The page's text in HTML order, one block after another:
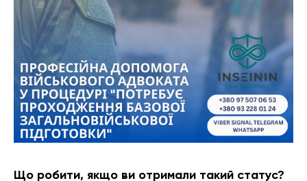
Що робити, якщо ви отримали такий статус?